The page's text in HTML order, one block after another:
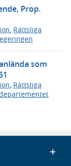
Prop.
Rättsliga
som
, Rättsliga